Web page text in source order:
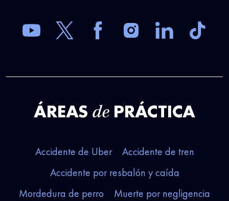
ÁREAS de PRÁCTICA
Accidente de Uber
Accidente de tren
Accidente por resbalón y caída
Mordedura de perro
Muerte por negligencia